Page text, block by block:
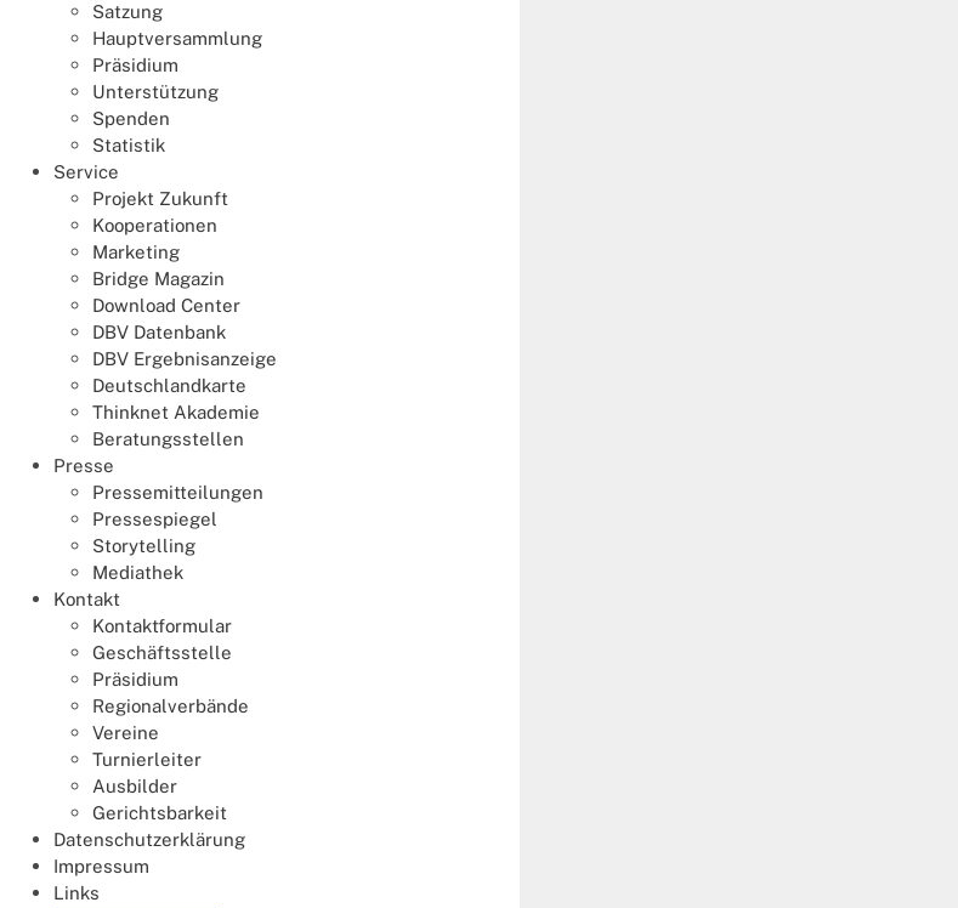
Satzung
Hauptversammlung
Präsidium
Unterstützung
Spenden
Statistik
Service
Projekt Zukunft
Kooperationen
Marketing
Bridge Magazin
Download Center
DBV Datenbank
DBV Ergebnisanzeige
Deutschlandkarte
Thinknet Akademie
Beratungsstellen
Presse
Pressemitteilungen
Pressespiegel
Storytelling
Mediathek
Kontakt
Kontaktformular
Geschäftsstelle
Präsidium
Regionalverbände
Vereine
Turnierleiter
Ausbilder
Gerichtsbarkeit
Datenschutzerklärung
Impressum
Links
Bridge verbessern
Bundesliga
Challenger Cup
Damen Paar DM
EBL
Einsteiger
Festival
Fortgeschrittene
German Masters
Gründungsturnier
Herren Paar DM
International
JHV
JHV Turnier
Jugend DM
Jugend International